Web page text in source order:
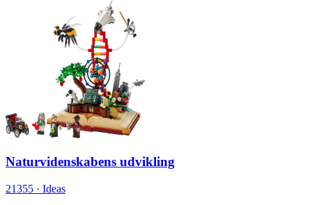
Naturvidenskabens udvikling
21355 · Ideas